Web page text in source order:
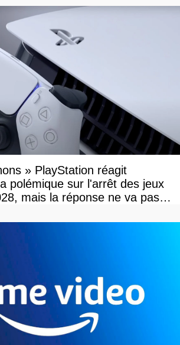
» PlayStation réagit
polémique sur l'arrêt des jeux
mais la réponse ne va pas